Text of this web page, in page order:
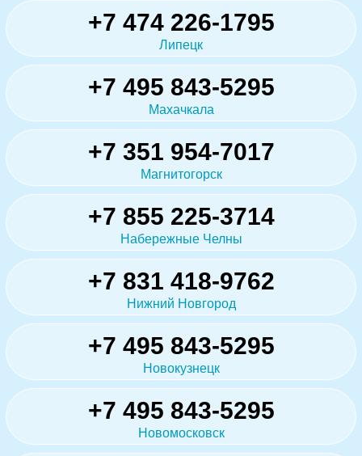
+7 474 226-1795
Липецк
+7 495 843-5295
Махачкала
+7 351 954-7017
Магнитогорск
+7 855 225-3714
Набережные Челны
+7 831 418-9762
Нижний Новгород
+7 495 843-5295
Новокузнецк
+7 495 843-5295
Новомосковск